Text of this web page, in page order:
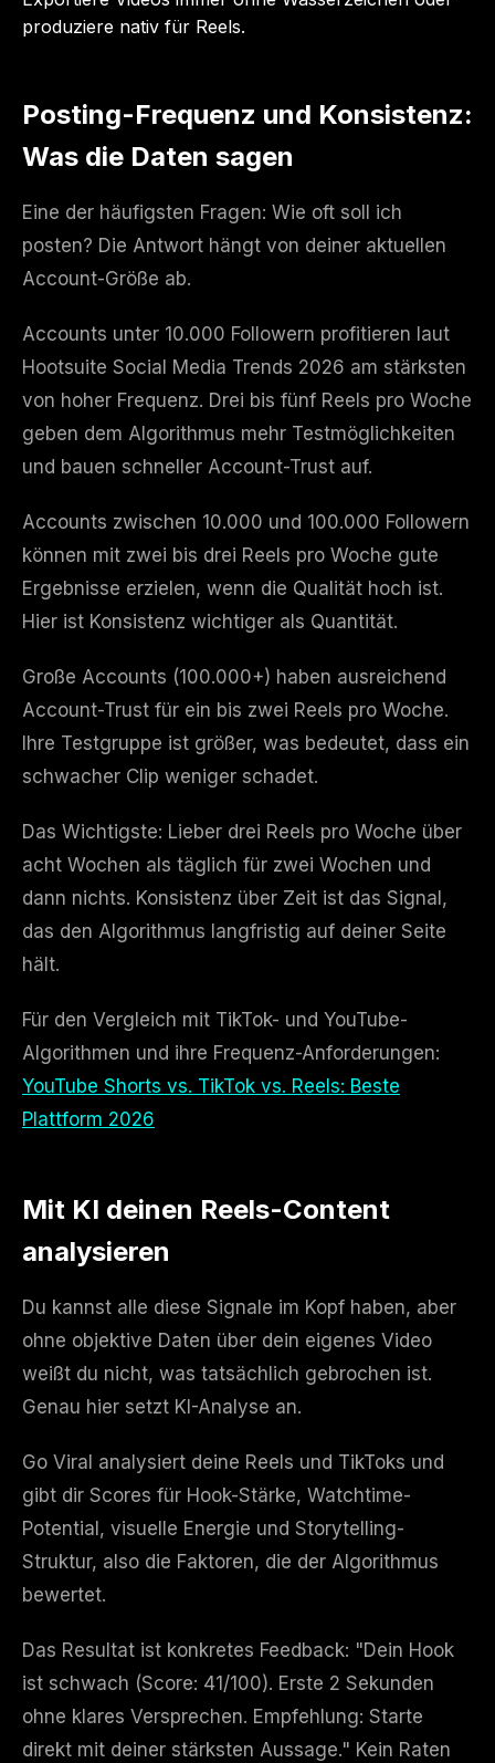
produziere nativ für Reels.
Posting-Frequenz und Konsistenz:
Was die Daten sagen
Eine der häufigsten Fragen: Wie oft soll ich
posten? Die Antwort hängt von deiner aktuellen
Account-Größe ab.
Accounts unter 10.000 Followern profitieren laut
Hootsuite Social Media Trends 2026 am stärksten
von hoher Frequenz. Drei bis fünf Reels pro Woche
geben dem Algorithmus mehr Testmöglichkeiten
und bauen schneller Account-Trust auf.
Accounts zwischen 10.000 und 100.000 Followern
können mit zwei bis drei Reels pro Woche gute
Ergebnisse erzielen, wenn die Qualität hoch ist.
Hier ist Konsistenz wichtiger als Quantität.
Große Accounts (100.000+) haben ausreichend
Account-Trust für ein bis zwei Reels pro Woche.
Ihre Testgruppe ist größer, was bedeutet, dass ein
schwacher Clip weniger schadet.
Das Wichtigste: Lieber drei Reels pro Woche über
acht Wochen als täglich für zwei Wochen und
dann nichts. Konsistenz über Zeit ist das Signal,
das den Algorithmus langfristig auf deiner Seite
hält.
Für den Vergleich mit TikTok- und YouTube-
Algorithmen und ihre Frequenz-Anforderungen:
YouTube Shorts vs. TikTok vs. Reels: Beste
Plattform 2026
Mit KI deinen Reels-Content
analysieren
Du kannst alle diese Signale im Kopf haben, aber
ohne objektive Daten über dein eigenes Video
weißt du nicht, was tatsächlich gebrochen ist.
Genau hier setzt KI-Analyse an.
Go Viral analysiert deine Reels und TikToks und
gibt dir Scores für Hook-Stärke, Watchtime-
Potential, visuelle Energie und Storytelling-
Struktur, also die Faktoren, die der Algorithmus
bewertet.
Das Resultat ist konkretes Feedback: "Dein Hook
ist schwach (Score: 41/100). Erste 2 Sekunden
ohne klares Versprechen. Empfehlung: Starte
direkt mit deiner stärksten Aussage." Kein Raten